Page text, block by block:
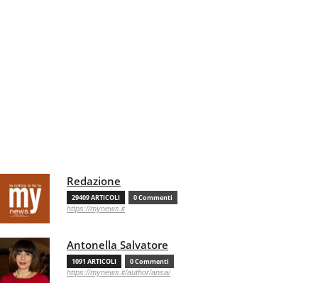
Redazione
29409 ARTICOLI 0 Commenti
https://mynews.it
Antonella Salvatore
1091 ARTICOLI 0 Commenti
https://mynews.it/author/ansa/